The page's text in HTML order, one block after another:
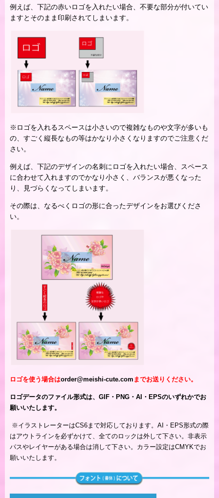
例えば、下記の赤いロゴを入れたい場合、不要な部分が付いてい
ますとそのまま印刷されてしまいます。
※ロゴを入れるスペースは小さいので複雑なものや文字が多いも
の、すごく縦長なもの等はかなり小さくなりますのでご注意くだ
さい。
例えば、下記のデザインの名刺にロゴを入れたい場合、スペース
に合わせて入れますのでかなり小さく、バランスが悪くなった
り、見づらくなってしまいます。
その際は、なるべくロゴの形に合ったデザインをお選びくださ
い。
ロゴを使う場合はorder@meishi-cute.com までお送りください。
ロゴデータのファイル形式は、GIF・PNG・AI・EPSのいずれかでお
願いいたします。
※ イラストレーターはCS6まで対応しております。AI・EPS形式の際
はアウトラインを必ずかけて、全てのロックは外して下さい。非表示
パスやレイヤーがある場合は消して下さい。カラー設定はCMYKでお
願いいたします。